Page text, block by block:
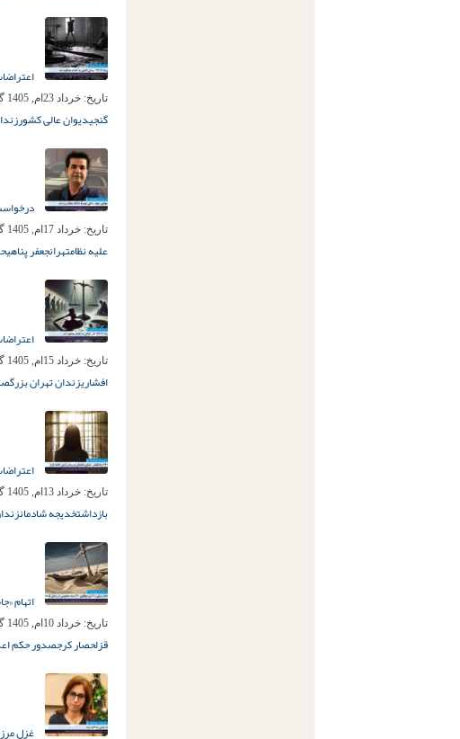
اعتراضات دی‌ماه ۱۴۰۴؛
تاریخ: خرداد 23ام, 1405
گنجیدیوان عالی کشور
تاریخ: خرداد 17ام, 1405
علیه نظامتهرانجعفر پناهی
اعتراضات دی‌ماه ۱۴۰۴؛
تاریخ: خرداد 15ام, 1405
افشاریزندان تهران بزرگ
اعتراضات ۱۴۰۴؛ بلاتکلیفی شادی شادمان در زندان
تاریخ: خرداد 13ام, 1405
بازداشتخدیجه شادمان
اتهام
تاریخ: خرداد 10ام, 1405
قزلحصار کرجصدور حکم
غزل مرزبان